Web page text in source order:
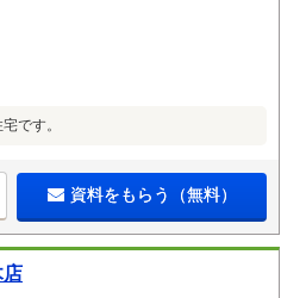
です。
資料をもらう（無料）